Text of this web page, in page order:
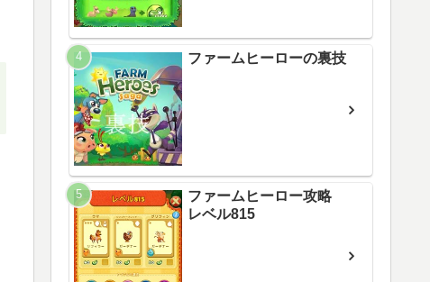
ファームヒーローの裏技
ファームヒーロー攻略
レベル815